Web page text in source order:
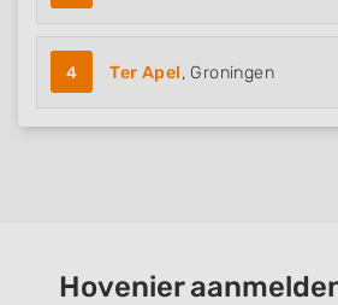
4 Ter Apel, Groningen
Hovenier